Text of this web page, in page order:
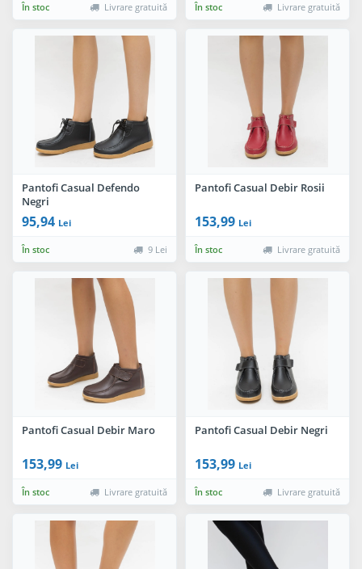
În stoc Livrare gratuită În stoc Livrare gratuită
Pantofi Casual Defendo
Negri
95,94 Lei
În stoc 9 Lei
Pantofi Casual Debir Rosii
153,99 Lei
În stoc Livrare gratuită
Pantofi Casual Debir Maro
153,99 Lei
În stoc Livrare gratuită
Pantofi Casual Debir Negri
153,99 Lei
În stoc Livrare gratuită